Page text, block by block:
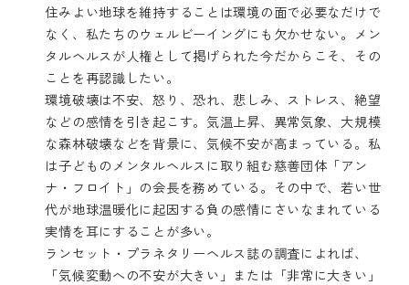
住みよい地球を維持することは環境の面で必要なだけで
なく、私たちのウェルビーイングにも欠かせない。メン
タルヘルスが人権として掲げられた今だからこそ、その
ことを再認識したい。
環境破壊は不安、怒り、恐れ、悲しみ、ストレス、絶望
などの感情を引き起こす。気温上昇、異常気象、大規模
な森林破壊などを背景に、気候不安が高まっている。 私
は子どものメンタルヘルスに取り組む慈善団体「アン
ナ・フロイト」 の会長を務めている。その中で、若い世
代が地球温暖化に起因する負の感情にさいなまれている
実情を耳にすることが多い。
ランセット・プラネタリーヘルス誌の調査によれば、
「気候変動への不安が大きい」または「非常に大きい」